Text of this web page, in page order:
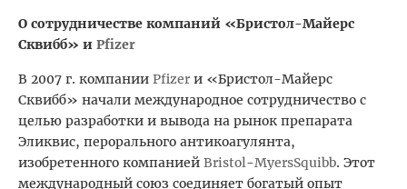
О сотрудничестве компаний «Бристол-Майерс
Сквибб» и Pfizer
В 2007 г. компании Pfizer и «Бристол-Майерс
Сквибб» начали международное сотрудничество с
целью разработки и вывода на рынок препарата
Эликвис, перорального антикоагулянта,
изобретенного компанией Bristol-MyersSquibb. Этот
международный союз соединяет богатый опыт